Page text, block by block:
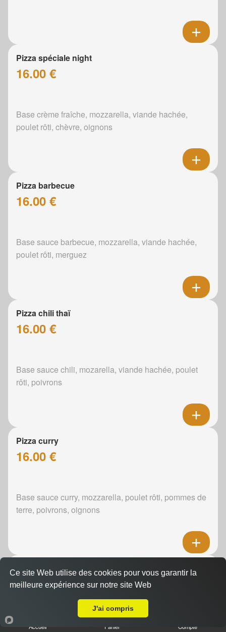
Pizza spéciale night
16.00 €
Base crème fraîche, mozzarella, viande hachée,
poulet rôti, chèvre, oignons
Pizza barbecue
16.00 €
Base sauce barbecue, mozzarella, viande hachée,
poulet rôti, merguez
Pizza chili thaï
16.00 €
Base sauce chili, mozarella, viande hachée, poulet
rôti, poivrons
Pizza curry
16.00 €
Base sauce curry, mozzarella, poulet rôti, pommes de
terre, poivrons, oignons
Pizza boursin
16.00 €
Boursin, mozzarella, poulet rôti, pommes de terre,
Accueil Panier Compte
Ce site Web utilise des cookies pour vous garantir la
meilleure expérience sur notre site Web
J'ai compris